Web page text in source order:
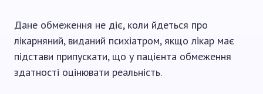
Дане обмеження не діє, коли йдеться про
лікарняний, виданий психіатром, якщо лікар має
підстави припускати, що у пацієнта обмеження
здатності оцінювати реальність.